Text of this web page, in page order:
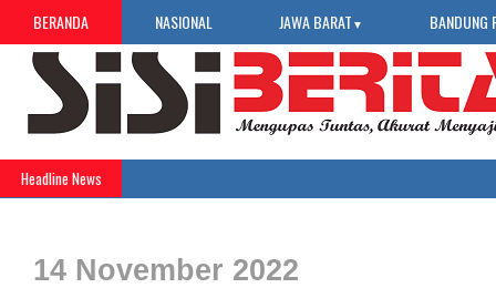
BERANDA NASIONAL JAWA BARAT ▼ BANDUNG
Headline News
14 November 2022